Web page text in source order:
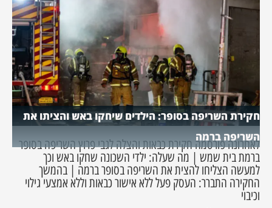
חקירת השריפה בסופר: הילדים שיחקו באש והציתו את
השריפה ברמה
לאחרונה פורסמה חקירת כבאות והצלה לגבי פרוץ השריפה בסופר
ברמת בית שמש | מה שעלה: ילדי השכונה שחקו באש וכך
למעשה הצליחו להצית את השריפה בסופר ברמה | בהמשך
החקירה התברר: העסק פעל ללא אישור כבאות וללא אמצעי גילוי
וכיבוי